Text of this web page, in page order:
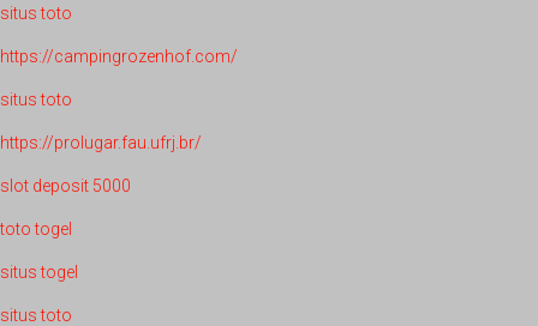
situs toto
https://campingrozenhof.com/
situs toto
https://prolugar.fau.ufrj.br/
slot deposit 5000
toto togel
situs togel
situs toto